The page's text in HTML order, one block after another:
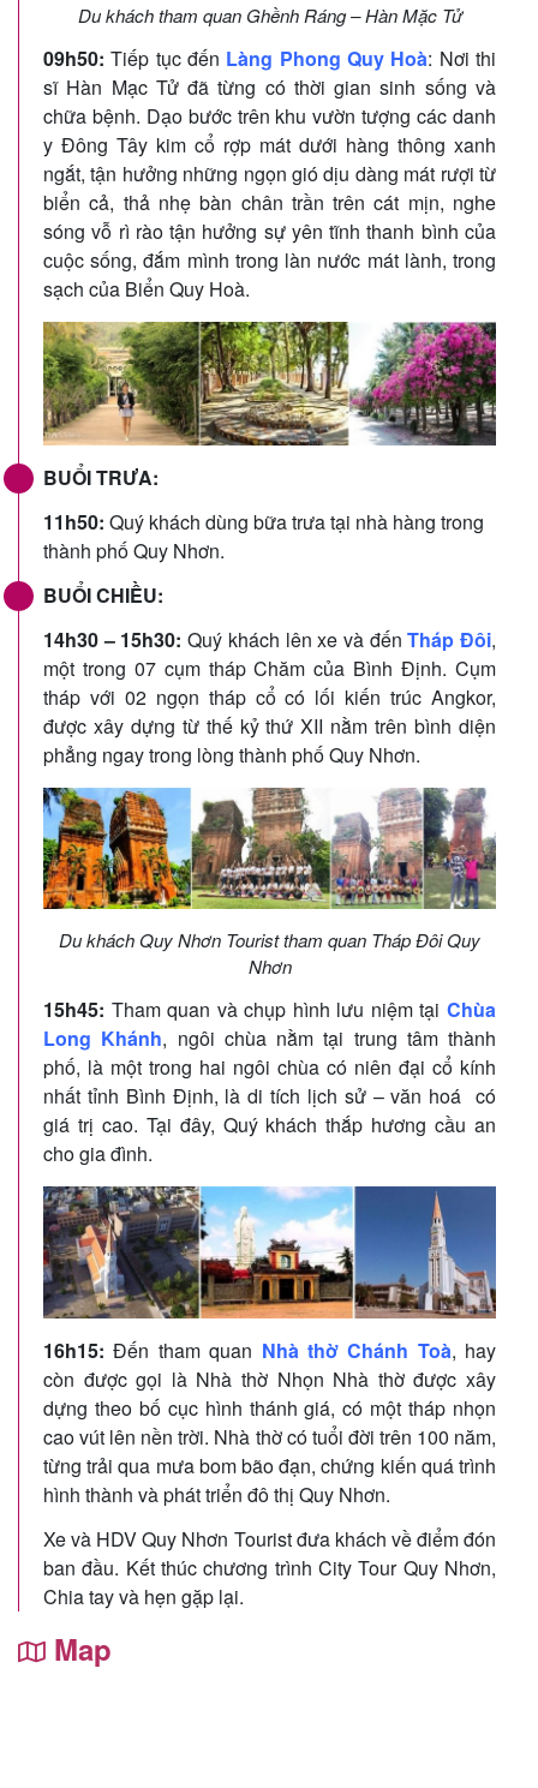
Du khách tham quan Ghềnh Ráng – Hàn Mặc Tử
09h50: Tiếp tục đến Làng Phong Quy Hoà: Nơi thi
sĩ Hàn Mạc Tử đã từng có thời gian sinh sống và
chữa bệnh. Dạo bước trên khu vườn tượng các danh
y Đông Tây kim cổ rợp mát dưới hàng thông xanh
ngắt, tận hưởng những ngọn gió dịu dàng mát rượi từ
biển cả, thả nhẹ bàn chân trần trên cát mịn, nghe
sóng vỗ rì rào tận hưởng sự yên tĩnh thanh bình của
cuộc sống, đắm mình trong làn nước mát lành, trong
sạch của Biển Quy Hoà.
BUỔI TRƯA:
11h50: Quý khách dùng bữa trưa tại nhà hàng trong
thành phố Quy Nhơn.
BUỔI CHIỀU:
14h30 – 15h30: Quý khách lên xe và đếnTháp Đôi,
một trong 07 cụm tháp Chăm của Bình Định. Cụm
tháp với 02 ngọn tháp cổ có lối kiến trúc Angkor,
được xây dựng từ thế kỷ thứ XII nằm trên bình diện
phẳng ngay trong lòng thành phố Quy Nhơn.
Du khách Quy Nhơn Tourist tham quan Tháp Đôi Quy
Nhơn
15h45: Tham quan và chụp hình lưu niệm tại Chùa
Long Khánh, ngôi chùa nằm tại trung tâm thành
phố, là một trong hai ngôi chùa có niên đại cổ kính
nhất tỉnh Bình Định, là di tích lịch sử – văn hoá có
giá trị cao. Tại đây, Quý khách thắp hương cầu an
cho gia đình.
16h15: Đến tham quan Nhà thờ Chánh Toà, hay
còn được gọi là Nhà thờ Nhọn Nhà thờ được xây
dựng theo bố cục hình thánh giá, có một tháp nhọn
cao vút lên nền trời. Nhà thờ có tuổi đời trên 100 năm,
từng trải qua mưa bom bão đạn, chứng kiến quá trình
hình thành và phát triển đô thị Quy Nhơn.
Xe và HDV Quy Nhơn Tourist đưa khách về điểm đón
ban đầu. Kết thúc chương trình City Tour Quy Nhơn,
Chia tay và hẹn gặp lại.
Map